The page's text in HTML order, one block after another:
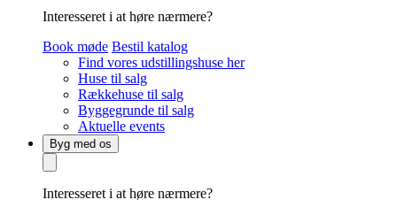
Interesseret i at høre nærmere?
Book møde Bestil katalog
Find vores udstillingshuse her
Huse til salg
Rækkehuse til salg
Byggegrunde til salg
Aktuelle events
Byg med os
Interesseret i at høre nærmere?